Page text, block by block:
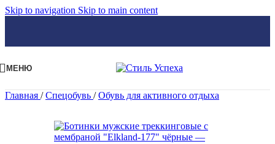
Skip to navigation Skip to main content
МЕНЮ
Главная / Спецобувь / Обувь для активного отдыха